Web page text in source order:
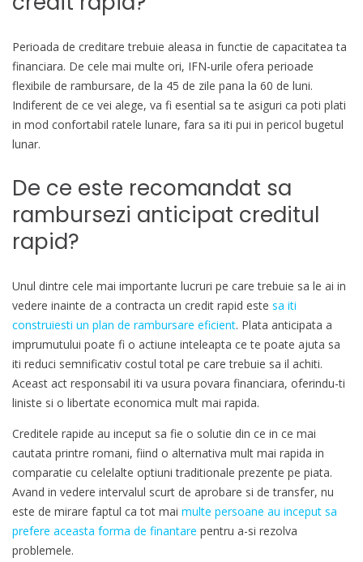
Perioada de creditare trebuie aleasa in functie de capacitatea ta
financiara. De cele mai multe ori, IFN-urile ofera perioade
flexibile de rambursare, de la 45 de zile pana la 60 de luni.
Indiferent de ce vei alege, va fi esential sa te asiguri ca poti plati
in mod confortabil ratele lunare, fara sa iti pui in pericol bugetul
lunar.
De ce este recomandat sa
rambursezi anticipat creditul
rapid?
Unul dintre cele mai importante lucruri pe care trebuie sa le ai in
vedere inainte de a contracta un credit rapid este sa iti
construiesti un plan de rambursare eficient. Plata anticipata a
imprumutului poate fi o actiune inteleapta ce te poate ajuta sa
iti reduci semnificativ costul total pe care trebuie sa il achiti.
Aceast act responsabil iti va usura povara financiara, oferindu-ti
liniste si o libertate economica mult mai rapida.
Creditele rapide au inceput sa fie o solutie din ce in ce mai
cautata printre romani, fiind o alternativa mult mai rapida in
comparatie cu celelalte optiuni traditionale prezente pe piata.
Avand in vedere intervalul scurt de aprobare si de transfer, nu
este de mirare faptul ca tot mai multe persoane au inceput sa
prefere aceasta forma de finantare pentru a-si rezolva
problemele.